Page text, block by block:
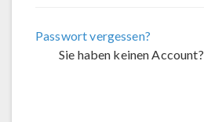
Passwort vergessen?
Sie haben keinen Account?